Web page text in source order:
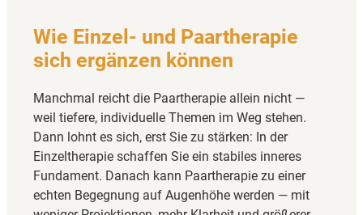
Wie Einzel- und Paartherapie
sich ergänzen können
Manchmal reicht die Paartherapie allein nicht —
weil tiefere, individuelle Themen im Weg stehen.
Dann lohnt es sich, erst Sie zu stärken: In der
Einzeltherapie schaffen Sie ein stabiles inneres
Fundament. Danach kann Paartherapie zu einer
echten Begegnung auf Augenhöhe werden — mit